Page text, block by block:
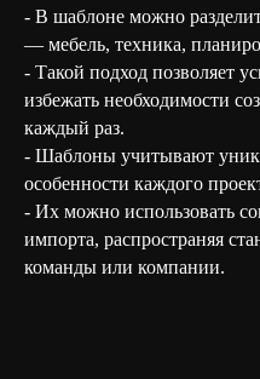
- В шаблоне можно
— мебель, техника,
- Такой подход позволяет
избежать необходимости
каждый раз.
- Шаблоны учитывают
особенности каждого
- Их можно использовать
импорта, распространяя
команды или компании.